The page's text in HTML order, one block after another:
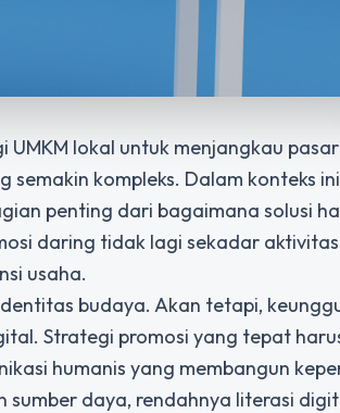
lokal untuk menjangkau
kompleks. Dalam konteks
penting dari bagaimana solusi
daring tidak lagi sekadar aktivitas
usaha.
budaya. Akan tetapi,
Strategi promosi yang tepat
humanis yang membangun
daya, rendahnya literasi